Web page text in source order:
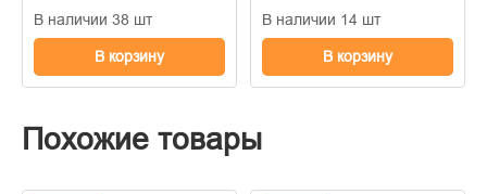
В наличии 38 шт
В корзину
В наличии 14 шт
В корзину
Похожие товары